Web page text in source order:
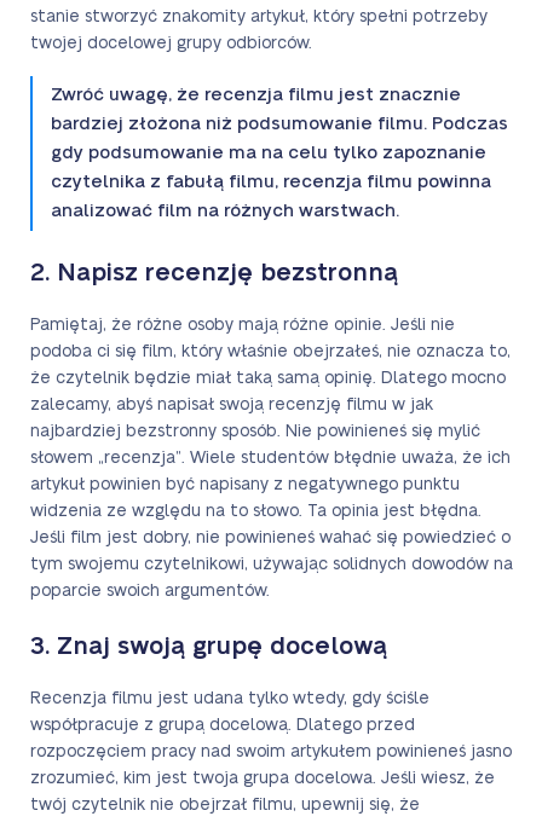
stanie stworzyć znakomity artykuł, który spełni potrzeby
twojej docelowej grupy odbiorców.
Zwróć uwagę, że recenzja filmu jest znacznie
bardziej złożona niż podsumowanie filmu. Podczas
gdy podsumowanie ma na celu tylko zapoznanie
czytelnika z fabułą filmu, recenzja filmu powinna
analizować film na różnych warstwach.
2. Napisz recenzję bezstronną
Pamiętaj, że różne osoby mają różne opinie. Jeśli nie
podoba ci się film, który właśnie obejrzałeś, nie oznacza to,
że czytelnik będzie miał taką samą opinię. Dlatego mocno
zalecamy, abyś napisał swoją recenzję filmu w jak
najbardziej bezstronny sposób. Nie powinieneś się mylić
słowem „recenzja”. Wiele studentów błędnie uważa, że ich
artykuł powinien być napisany z negatywnego punktu
widzenia ze względu na to słowo. Ta opinia jest błędna.
Jeśli film jest dobry, nie powinieneś wahać się powiedzieć o
tym swojemu czytelnikowi, używając solidnych dowodów na
poparcie swoich argumentów.
3. Znaj swoją grupę docelową
Recenzja filmu jest udana tylko wtedy, gdy ściśle
współpracuje z grupą docelową. Dlatego przed
rozpoczęciem pracy nad swoim artykułem powinieneś jasno
zrozumieć, kim jest twoja grupa docelowa. Jeśli wiesz, że
twój czytelnik nie obejrzał filmu, upewnij się, że